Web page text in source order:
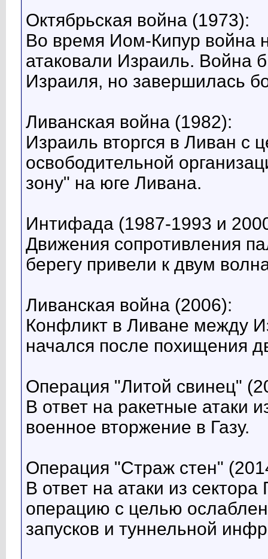
Октябрьская война (1973):
Во время Иом-Кипур война
атаковали Израиль. Война
Израиля, но завершилась
Ливанская война (1982):
Израиль вторгся в Ливан с
освободительной
зону" на юге Ливана.
Интифада (1987-1993 и
Движения сопротивления
берегу привели к двум
Ливанская война (2006):
Конфликт в Ливане между
начался после похищения
Операция "Литой свинец"
В ответ на ракетные атаки
военное вторжение в Газу.
Операция "Страж стен"
В ответ на атаки из
операцию с целью
запусков и туннельной